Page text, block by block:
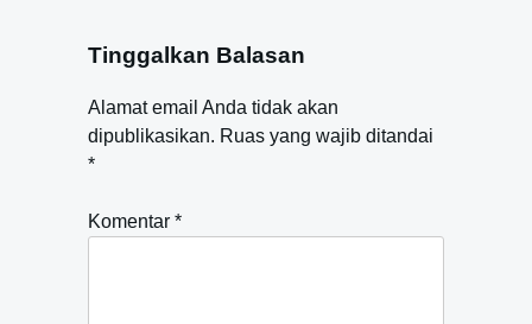
Tinggalkan Balasan
Alamat email Anda tidak akan
dipublikasikan. Ruas yang wajib ditandai
*
Komentar *